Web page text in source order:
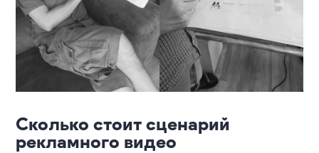
Сколько стоит сценарий
рекламного видео